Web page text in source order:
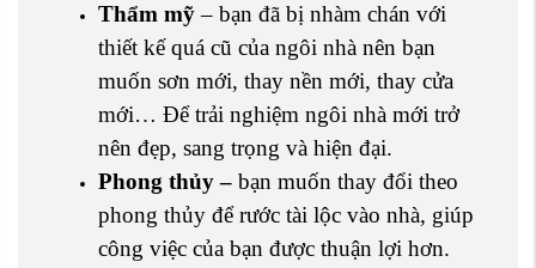
Thẩm mỹ– bạn đã bị nhàm chán với
thiết kế quá cũ của ngôi nhà nên bạn
muốn sơn mới, thay nền mới, thay cửa
mới… Để trải nghiệm ngôi nhà mới trở
nên đẹp, sang trọng và hiện đại.
Phong thủy – bạn muốn thay đổi theo
phong thủy để rước tài lộc vào nhà, giúp
công việc của bạn được thuận lợi hơn.